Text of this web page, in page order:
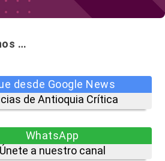
…
desde Google News
de Antioquia Crítica
WhatsApp
Únete a nuestro canal